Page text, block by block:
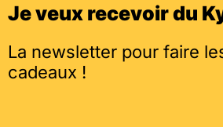
Je veux recevoir du
La newsletter pour faire
cadeaux !